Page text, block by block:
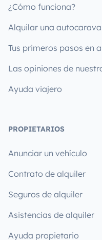
¿Cómo funciona?
Alquilar una
Tus primeros pasos en
Las opiniones de
Ayuda viajero
PROPIETARIOS
Anunciar un vehículo
Contrato de alquiler
Seguros de alquiler
Asistencias de alquiler
Ayuda propietario